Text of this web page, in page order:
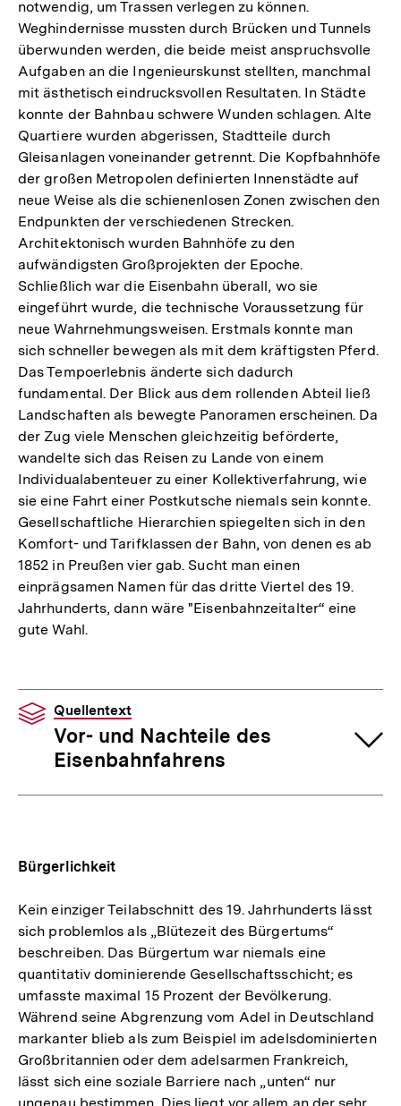
notwendig, um Trassen verlegen zu können.
Weghindernisse mussten durch Brücken und Tunnels
überwunden werden, die beide meist anspruchsvolle
Aufgaben an die Ingenieurskunst stellten, manchmal
mit ästhetisch eindrucksvollen Resultaten. In Städte
konnte der Bahnbau schwere Wunden schlagen. Alte
Quartiere wurden abgerissen, Stadtteile durch
Gleisanlagen voneinander getrennt. Die Kopfbahnhöfe
der großen Metropolen definierten Innenstädte auf
neue Weise als die schienenlosen Zonen zwischen den
Endpunkten der verschiedenen Strecken.
Architektonisch wurden Bahnhöfe zu den
aufwändigsten Großprojekten der Epoche.
Schließlich war die Eisenbahn überall, wo sie
eingeführt wurde, die technische Voraussetzung für
neue Wahrnehmungsweisen. Erstmals konnte man
sich schneller bewegen als mit dem kräftigsten Pferd.
Das Tempoerlebnis änderte sich dadurch
fundamental. Der Blick aus dem rollenden Abteil ließ
Landschaften als bewegte Panoramen erscheinen. Da
der Zug viele Menschen gleichzeitig beförderte,
wandelte sich das Reisen zu Lande von einem
Individualabenteuer zu einer Kollektiverfahrung, wie
sie eine Fahrt einer Postkutsche niemals sein konnte.
Gesellschaftliche Hierarchien spiegelten sich in den
Komfort- und Tarifklassen der Bahn, von denen es ab
1852 in Preußen vier gab. Sucht man einen
einprägsamen Namen für das dritte Viertel des 19.
Jahrhunderts, dann wäre "Eisenbahnzeitalter“ eine
gute Wahl.
Quellentext
Vor- und Nachteile des
Eisenbahnfahrens
Bürgerlichkeit
Kein einziger Teilabschnitt des 19. Jahrhunderts lässt
sich problemlos als „Blütezeit des Bürgertums“
beschreiben. Das Bürgertum war niemals eine
quantitativ dominierende Gesellschaftsschicht; es
umfasste maximal 15 Prozent der Bevölkerung.
Während seine Abgrenzung vom Adel in Deutschland
markanter blieb als zum Beispiel im adelsdominierten
Großbritannien oder dem adelsarmen Frankreich,
lässt sich eine soziale Barriere nach „unten“ nur